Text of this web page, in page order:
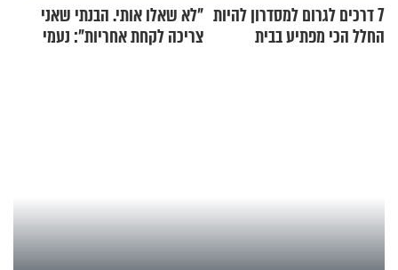
7 דרכים לגרום למסדרון להיות
החלל הכי מפתיע בבית
"לא שאלו אותי. הבנתי שאני
צריכה לקחת אחריות": נעמי